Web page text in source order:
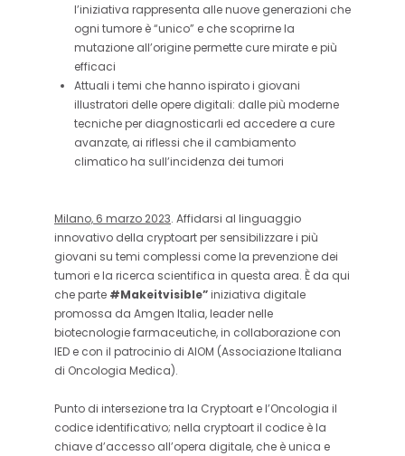
l’iniziativa rappresenta alle nuove generazioni che
ogni tumore è “unico” e che scoprirne la
mutazione all’origine permette cure mirate e più
efficaci
Attuali i temi che hanno ispirato i giovani
illustratori delle opere digitali: dalle più moderne
tecniche per diagnosticarli ed accedere a cure
avanzate, ai riflessi che il cambiamento
climatico ha sull’incidenza dei tumori
Milano, 6 marzo 2023. Affidarsi al linguaggio
innovativo della cryptoart per sensibilizzare i più
giovani su temi complessi come la prevenzione dei
tumori e la ricerca scientifica in questa area. È da qui
che parte #Makeitvisible”iniziativa digitale
promossa da Amgen Italia, leader nelle
biotecnologie farmaceutiche, in collaborazione con
IED e con il patrocinio di AIOM (Associazione Italiana
di Oncologia Medica).
Punto di intersezione tra la Cryptoart e l’Oncologia il
codice identificativo; nella cryptoart il codice è la
chiave d’accesso all’opera digitale, che è unica e